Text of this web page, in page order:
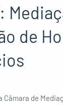
de
Câmara de